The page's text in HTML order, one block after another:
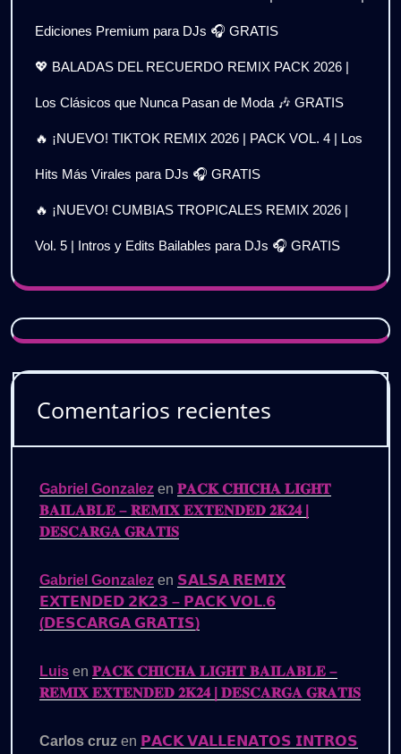
Ediciones Premium para DJs 🎧 GRATIS
💖 BALADAS DEL RECUERDO REMIX PACK 2026 |
Los Clásicos que Nunca Pasan de Moda 🎶 GRATIS
🔥 ¡NUEVO! TIKTOK REMIX 2026 | PACK VOL. 4 | Los
Hits Más Virales para DJs 🎧 GRATIS
🔥 ¡NUEVO! CUMBIAS TROPICALES REMIX 2026 |
Vol. 5 | Intros y Edits Bailables para DJs 🎧 GRATIS
Comentarios recientes
Gabriel Gonzalez en 𝐏𝐀𝐂𝐊 𝐂𝐇𝐈𝐂𝐇𝐀 𝐋𝐈𝐆𝐇𝐓
𝐁𝐀𝐈𝐋𝐀𝐁𝐋𝐄 – 𝐑𝐄𝐌𝐈𝐗 𝐄𝐗𝐓𝐄𝐍𝐃𝐄𝐃 𝟐𝐊𝟐𝟒 |
𝐃𝐄𝐒𝐂𝐀𝐑𝐆𝐀 𝐆𝐑𝐀𝐓𝐈𝐒
Gabriel Gonzalez en 𝗦𝗔𝗟𝗦𝗔 𝗥𝗘𝗠𝗜𝗫
𝗘𝗫𝗧𝗘𝗡𝗗𝗘𝗗 𝟮𝗞𝟮𝟯 – 𝗣𝗔𝗖𝗞 𝗩𝗢𝗟.𝟲
(𝗗𝗘𝗦𝗖𝗔𝗥𝗚𝗔 𝗚𝗥𝗔𝗧𝗜𝗦)
Luis en 𝐏𝐀𝐂𝐊 𝐂𝐇𝐈𝐂𝐇𝐀 𝐋𝐈𝐆𝐇𝐓 𝐁𝐀𝐈𝐋𝐀𝐁𝐋𝐄 –
𝐑𝐄𝐌𝐈𝐗 𝐄𝐗𝐓𝐄𝐍𝐃𝐄𝐃 𝟐𝐊𝟐𝟒 | 𝐃𝐄𝐒𝐂𝐀𝐑𝐆𝐀 𝐆𝐑𝐀𝐓𝐈𝐒
Carlos cruz en 𝗣𝗔𝗖𝗞 𝗩𝗔𝗟𝗟𝗘𝗡𝗔𝗧𝗢𝗦 𝗜𝗡𝗧𝗥𝗢𝗦